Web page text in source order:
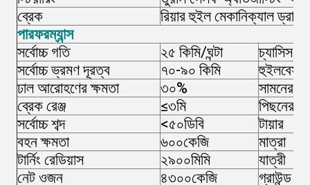
ব্রেক
রিয়ার হুইল মেকানিক্যাল ড্রাম
পারফরম্যান্স
সর্বোচ্চ গতি
২৫ কিমি/ঘন্টা
চ্যাসিস
সর্বোচ্চ ভ্রমণ দূরত্ব
৭০-৯০ কিমি
হুইলবেস
ঢাল আরোহণের ক্ষমতা
৩০%
সামনের
ব্রেক রেঞ্জ
≤৩মি
পিছনের
সর্বোচ্চ শব্দ
<৫০ডিবি
টায়ার
বহন ক্ষমতা
৬০০কেজি
মাত্রা
টার্নিং রেডিয়াস
২৯০০মিমি
যাত্রী
নেট ওজন
৪৩০০কেজি গ্রাউন্ড